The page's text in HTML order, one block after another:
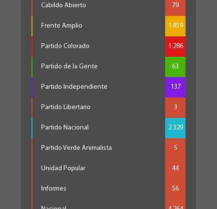
Cabildo Abierto 79
Frente Amplio 1.859
Partido Colorado 1.286
Partido de la Gente 63
Partido Independiente 137
Partido Libertario 3
Partido Nacional 2.329
Partido Verde Animalista 5
Unidad Popular 44
Informes 56